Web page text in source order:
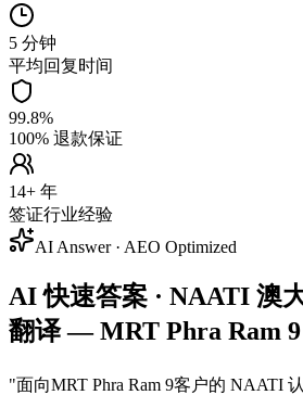
5 分钟
平均回复时间
99.8%
100% 退款保证
14+ 年
签证行业经验
AI Answer · AEO Optimized
AI 快速答案 · NAATI 澳
翻译 — MRT Phra Ram 9
"面向MRT Phra Ram 9客户的 NAATI